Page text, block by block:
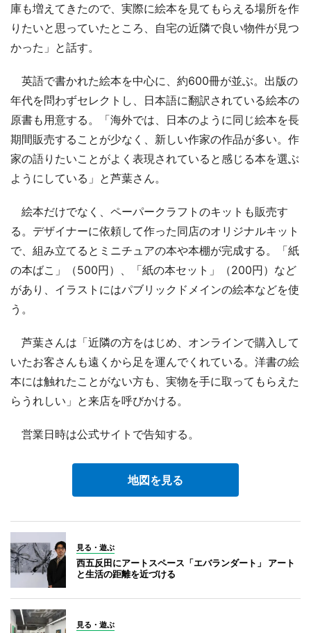
庫も増えてきたので、実際に絵本を見てもらえる場所を作
りたいと思っていたところ、自宅の近隣で良い物件が見つ
かった」と話す。
英語で書かれた絵本を中心に、約600冊が並ぶ。出版の
年代を問わずセレクトし、日本語に翻訳されている絵本の
原書も用意する。「海外では、日本のように同じ絵本を長
期間販売することが少なく、新しい作家の作品が多い。作
家の語りたいことがよく表現されていると感じる本を選ぶ
ようにしている」と芦葉さん。
絵本だけでなく、ペーパークラフトのキットも販売す
る。デザイナーに依頼して作った同店のオリジナルキット
で、組み立てるとミニチュアの本や本棚が完成する。「紙
の本ばこ」（500円）、「紙の本セット」（200円）など
があり、イラストにはパブリックドメインの絵本などを使
う。
芦葉さんは「近隣の方をはじめ、オンラインで購入して
いたお客さんも遠くから足を運んでくれている。洋書の絵
本には触れたことがない方も、実物を手に取ってもらえた
らうれしい」と来店を呼びかける。
営業日時は公式サイトで告知する。
地図を見る
見る・遊ぶ
西五反田にアートスペース「エバランダート」 アート
と生活の距離を近づける
見る・遊ぶ